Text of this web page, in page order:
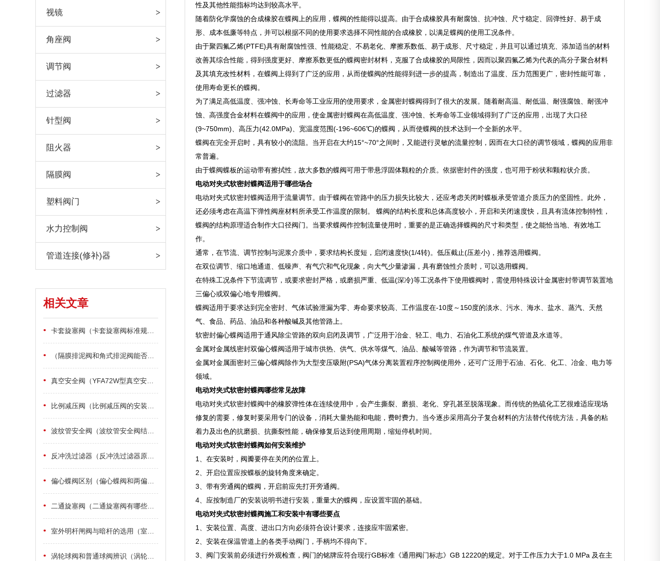
视镜
角座阀
调节阀
过滤器
针型阀
阻火器
隔膜阀
塑料阀门
水力控制阀
管道连接(修补)器
相关文章
• 卡套旋塞阀（卡套旋塞阀标准规范及结构特点）
• （隔膜排泥阀和角式排泥阀能否用于污水处理）
• 真空安全阀（YFA72W型真空安全阀工作原理与用途）
• 比例减压阀（比例减压阀的安装说明）
• 波纹管安全阀（波纹管安全阀结构原理与用途）
• 反冲洗过滤器（反冲洗过滤器原理结构图）
• 偏心蝶阀区别（偏心蝶阀和两偏心蝶阀及三偏心蝶阀的区别）
• 二通旋塞阀（二通旋塞阀有哪些特点）
• 室外明杆闸阀与暗杆的选用（室外到底用明杆闸阀还是暗杆闸阀）
• 涡轮球阀和普通球阀辨识（涡轮球阀和普通球阀怎么辨识启闭状态）
性及其他性能指标均达到较高水平。
随着防化学腐蚀的合成橡胶在蝶阀上的应用，蝶阀的性能得以提高。由于合成橡胶具有耐腐蚀、抗冲蚀、尺寸稳定、回弹性好、易于成
形、成本低廉等特点，并可以根据不同的使用要求选择不同性能的合成橡胶，以满足蝶阀的使用工况条件。
由于聚四氟乙烯(PTFE)具有耐腐蚀性强、性能稳定、不易老化、摩擦系数低、易于成形、尺寸稳定，并且可以通过填充、添加适当的材料
改善其综合性能，得到强度更好、摩擦系数更低的蝶阀密封材料，克服了合成橡胶的局限性，因而以聚四氟乙烯为代表的高分子聚合材料
及其填充改性材料，在蝶阀上得到了广泛的应用，从而使蝶阀的性能得到进一步的提高，制造出了温度、压力范围更广，密封性能可靠，
使用寿命更长的蝶阀。
为了满足高低温度、强冲蚀、长寿命等工业应用的使用要求，金属密封蝶阀得到了很大的发展。随着耐高温、耐低温、耐强腐蚀、耐强冲
蚀、高强度合金材料在蝶阀中的应用，使金属密封蝶阀在高低温度、强冲蚀、长寿命等工业领域得到了广泛的应用，出现了大口径
(9~750mm)、高压力(42.0MPa)、宽温度范围(-196~606℃)的蝶阀，从而使蝶阀的技术达到一个全新的水平。
蝶阀在完全开启时，具有较小的流阻。当开启在大约15°~70°之间时，又能进行灵敏的流量控制，因而在大口径的调节领域，蝶阀的应用非
常普遍。
由于蝶阀蝶板的运动带有擦拭性，故大多数的蝶阀可用于带悬浮固体颗粒的介质。依据密封件的强度，也可用于粉状和颗粒状介质。
电动对夹式软密封蝶阀适用于哪些场合
电动对夹式软密封蝶阀适用于流量调节。由于蝶阀在管路中的压力损失比较大，还应考虑关闭时蝶板承受管道介质压力的坚固性。此外，
还必须考虑在高温下弹性阀座材料所承受工作温度的限制。 蝶阀的结构长度和总体高度较小，开启和关闭速度快，且具有流体控制特性，
蝶阀的结构原理适合制作大口径阀门。当要求蝶阀作控制流量使用时，重要的是正确选择蝶阀的尺寸和类型，使之能恰当地、有效地工
作。
通常，在节流、调节控制与泥浆介质中，要求结构长度短，启闭速度快(1/4转)。低压截止(压差小)，推荐选用蝶阀。
在双位调节、缩口地通道、低噪声、有气穴和气化现象，向大气少量渗漏，具有磨蚀性介质时，可以选用蝶阀。
在特殊工况条件下节流调节，或要求密封严格，或磨损严重、低温(深冷)等工况条件下使用蝶阀时，需使用特殊设计金属密封带调节装置地
三偏心或双偏心地专用蝶阀。
蝶阀适用于要求达到完全密封、气体试验泄漏为零、寿命要求较高、工作温度在-10度～150度的淡水、污水、海水、盐水、蒸汽、天然
气、食品、药品、油品和各种酸碱及其他管路上。
软密封偏心蝶阀适用于通风除尘管路的双向启闭及调节，广泛用于冶金、轻工、电力、石油化工系统的煤气管道及水道等。
金属对金属线密封双偏心蝶阀适用于城市供热、供气、供水等煤气、油品、酸碱等管路，作为调节和节流装置。
金属对金属面密封三偏心蝶阀除作为大型变压吸附(PSA)气体分离装置程序控制阀使用外，还可广泛用于石油、石化、化工、冶金、电力等
领域。
电动对夹式软密封蝶阀哪些常见故障
电动对夹式软密封蝶阀中的橡胶弹性体在连续使用中，会产生撕裂、磨损、老化、穿孔甚至脱落现象。而传统的热硫化工艺很难适应现场
修复的需要，修复时要采用专门的设备，消耗大量热能和电能，费时费力。当今逐步采用高分子复合材料的方法替代传统方法，具备的粘
着力及出色的抗磨损、抗撕裂性能，确保修复后达到使用周期，缩短停机时间。
电动对夹式软密封蝶阀如何安装维护
1、在安装时，阀瓣要停在关闭的位置上。
2、开启位置应按蝶板的旋转角度来确定。
3、带有旁通阀的蝶阀，开启前应先打开旁通阀。
4、应按制造厂的安装说明书进行安装，重量大的蝶阀，应设置牢固的基础。
电动对夹式软密封蝶阀施工和安装中有哪些要点
1、安装位置、高度、进出口方向必须符合设计要求，连接应牢固紧密。
2、安装在保温管道上的各类手动阀门，手柄均不得向下。
3、阀门安装前必须进行外观检查，阀门的铭牌应符合现行GB标准《通用阀门标志》GB 12220的规定。对于工作压力大于1.0 MPa 及在主